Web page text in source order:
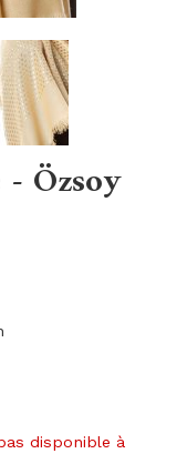
Özsoy
disponible à